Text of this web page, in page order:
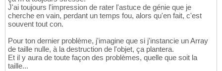
J'ai toujours l'impression de rater l'astuce de génie que je
cherche en vain, perdant un temps fou, alors qu'en fait, c'est
souvent tout con.
Pour ton dernier problème, j'imagine que si j'instancie un Array
de taille nulle, à la destruction de l'objet, ça plantera.
Et il y aura de toute façon des problèmes, quelle que soit la
taille...